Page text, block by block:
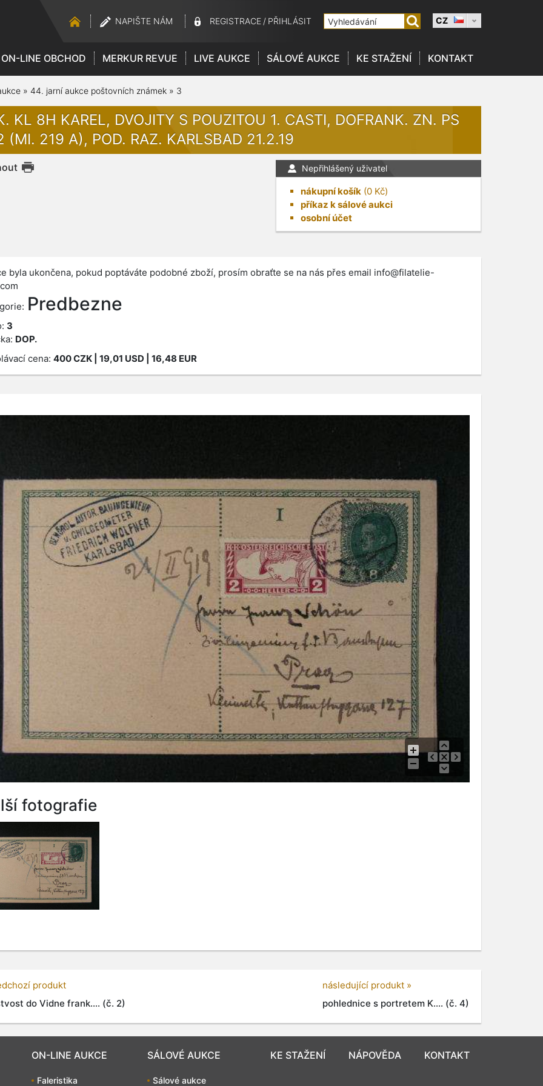
NAPIŠTE NÁM REGISTRACE / PŘIHLÁSIT CZ
ON-LINE OBCHOD MERKUR REVUE LIVE AUKCE SÁLOVÉ AUKCE KE STAŽENÍ KONTAKT
» 44. jarní aukce poštovních známek» 3
KL 8H KAREL, DVOJITY S POUZITOU 1. CASTI, DOFRANK. ZN. PS
(MI. 219 A), POD. RAZ. KARLSBAD 21.2.19
Nepřihlášený uživatel
nákupní košík (0 Kč)
příkaz k sálové aukci
osobní účet
byla ukončena, pokud poptáváte podobné zboží, prosím obraťte se na nás přes email info@filatelie-
Predbezne
3
DOP.
cena: 400CZK| 19,01 USD | 16,48 EUR
fotografie
produkt
do Vidne frank.... (č. 2)
následující produkt »
pohlednice s portretem K.... (č. 4)
ON-LINE AUKCE
Faleristika
SÁLOVÉ AUKCE
Sálové aukce
KE STAŽENÍ NÁPOVĚDA KONTAKT